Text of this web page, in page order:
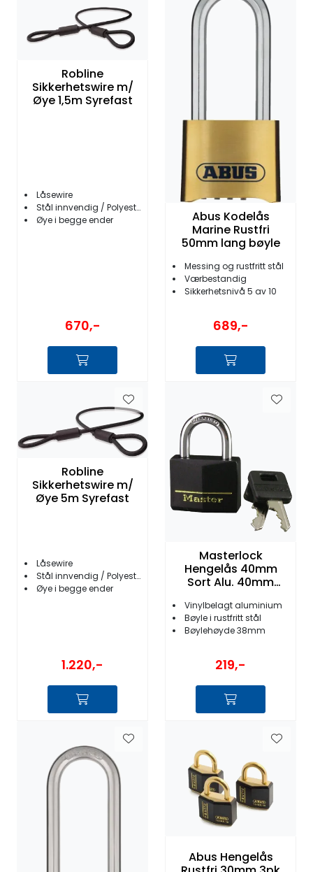
Robline
Sikkerhetswire m/
Øye 1,5m Syrefast
Låsewire
Stål innvendig / Polyester utvendig
Øye i begge ender
670,-
Abus Kodelås
Marine Rustfri
50mm lang bøyle
Messing og rustfritt stål
Værbestandig
Sikkerhetsnivå 5 av 10
689,-
Robline
Sikkerhetswire m/
Øye 5m Syrefast
Låsewire
Stål innvendig / Polyester utvendig
Øye i begge ender
1.220,-
Masterlock
Hengelås 40mm
Sort Alu. 40mm
Vinylbelagt aluminium
Bøyle i rustfritt stål
Bøylehøyde 38mm
219,-
Abus Hengelås